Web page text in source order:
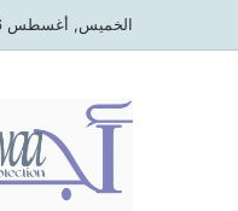
الخميس, أغسطس 6 2026